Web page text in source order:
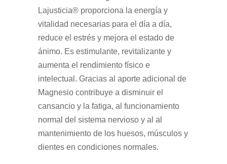
Lajusticia® proporciona la energía y
vitalidad necesarias para el día a día,
reduce el estrés y mejora el estado de
ánimo. Es estimulante, revitalizante y
aumenta el rendimiento físico e
intelectual. Gracias al aporte adicional de
Magnesio contribuye a disminuir el
cansancio y la fatiga, al funcionamiento
normal del sistema nervioso y al al
mantenimiento de los huesos, músculos y
dientes en condiciones normales.